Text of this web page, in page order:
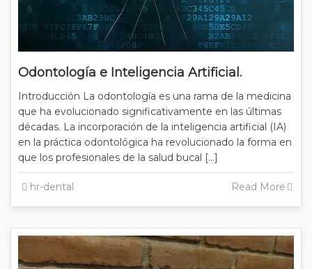
Odontología e Inteligencia Artificial.
Introducción La odontología es una rama de la medicina
que ha evolucionado significativamente en las últimas
décadas. La incorporación de la inteligencia artificial (IA)
en la práctica odontológica ha revolucionado la forma en
que los profesionales de la salud bucal […]
hr-dental Read More